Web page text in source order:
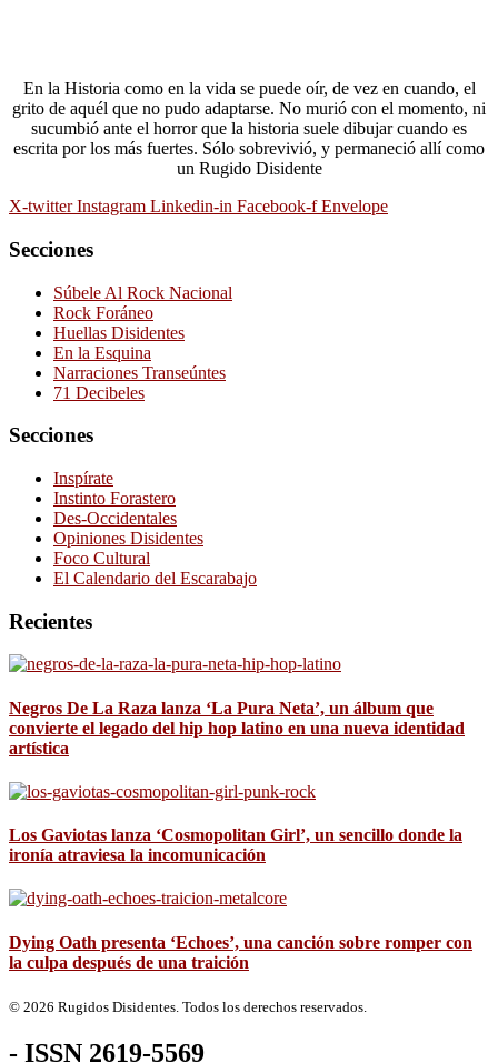
En la Historia como en la vida se puede oír, de vez en cuando, el
grito de aquél que no pudo adaptarse. No murió con el momento, ni
sucumbió ante el horror que la historia suele dibujar cuando es
escrita por los más fuertes. Sólo sobrevivió, y permaneció allí como
un Rugido Disidente
X-twitter Instagram Linkedin-in Facebook-f Envelope
Secciones
Súbele Al Rock Nacional
Rock Foráneo
Huellas Disidentes
En la Esquina
Narraciones Transeúntes
71 Decibeles
Secciones
Inspírate
Instinto Forastero
Des-Occidentales
Opiniones Disidentes
Foco Cultural
El Calendario del Escarabajo
Recientes
Negros De La Raza lanza ‘La Pura Neta’, un álbum que
convierte el legado del hip hop latino en una nueva identidad
artística
Los Gaviotas lanza ‘Cosmopolitan Girl’, un sencillo donde la
ironía atraviesa la incomunicación
Dying Oath presenta ‘Echoes’, una canción sobre romper con
la culpa después de una traición
© 2026 Rugidos Disidentes. Todos los derechos reservados.
- ISSN 2619-5569